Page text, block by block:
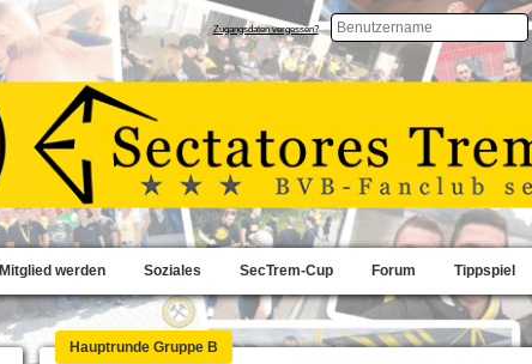
Zugangsdaten vergessen?
Mitglied werden Soziales SecTrem-Cup Forum Tippspiel
Hauptrunde Gruppe B